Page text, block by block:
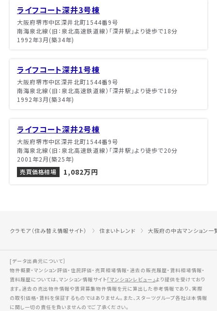
ライフコート深井3号棟
大阪府堺市中区深井北町1544番9号
南海泉北線（旧：泉北高速鉄道線）「深井駅」より徒歩で18分
1992年3月(築34年)
ライフコート深井1号棟
大阪府堺市中区深井北町1544番9号
南海泉北線（旧：泉北高速鉄道線）「深井駅」より徒歩で18分
1992年3月(築34年)
ライフコート深井2号棟
大阪府堺市中区深井北町1544番9号
南海泉北線（旧：泉北高速鉄道線）「深井駅」より徒歩で20分
2001年2月(築25年)
売買価格相場
1,082万円
クラモア（住み替え情報サイト） 住まいトレンド 大阪府の中古マンション一
[データ出典元について］
物件概要・マンション評価・住民評価・売買相場情報・過去の販売履歴・賃料相場情報・
賃料履歴については、マンション情報サイト「マンションレビュー」より提供を受けており
ます。過去の売出物件情報や賃貸募集物件情報を元に算出した参考情報であり、実際
の取引価格・賃料を保証するものではありません。また、スターツグループ各社は本情報
に関し一切の責任を負いませんのでご了承ください。